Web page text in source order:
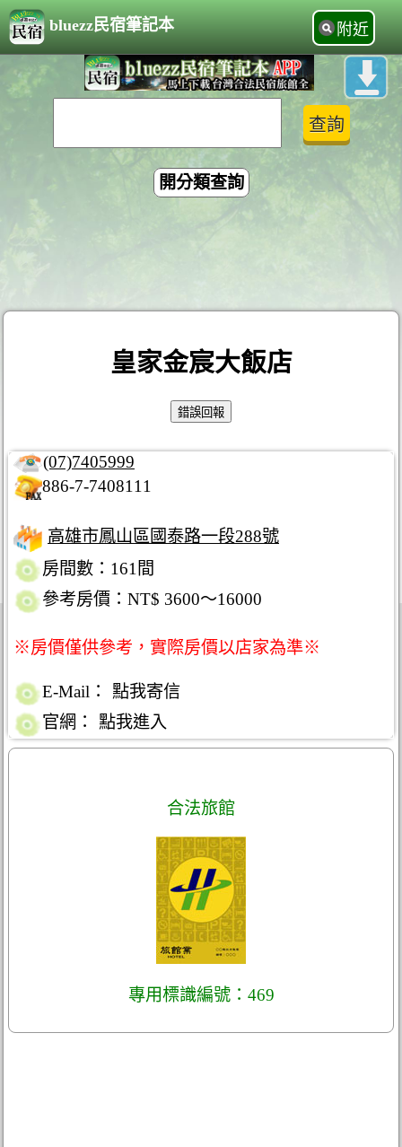
bluezz民宿筆記本 附近
開分類查詢
皇家金宸大飯店
(07)7405999
886-7-7408111
高雄市鳳山區國泰路一段288號
房間數：161間
參考房價：NT$ 3600～16000
※房價僅供參考，實際房價以店家為準※
E-Mail：
點我寄信
官網：
點我進入
合法旅館
專用標識編號：469